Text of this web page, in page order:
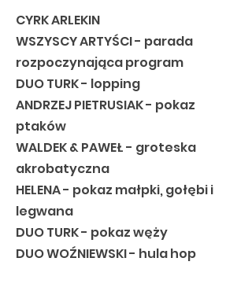
CYRK ARLEKIN
WSZYSCY ARTYŚCI - parada
rozpoczynająca program
DUO TURK - lopping
ANDRZEJ PIETRUSIAK - pokaz
ptaków
WALDEK & PAWEŁ - groteska
akrobatyczna
HELENA - pokaz małpki, gołębi i
legwana
DUO TURK - pokaz węży
DUO WOŹNIEWSKI - hula hop